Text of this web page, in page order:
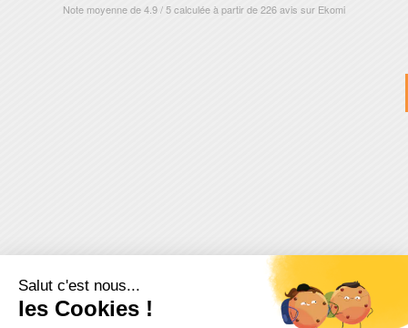
Note moyenne de4.9/5calculée à partir de226avis sur Ekomi